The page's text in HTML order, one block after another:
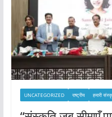
UNCATEGORIZED राष्ट्रीय हमारी